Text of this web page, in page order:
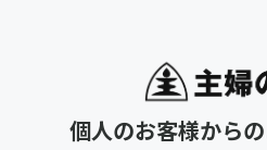
個人のお客様から